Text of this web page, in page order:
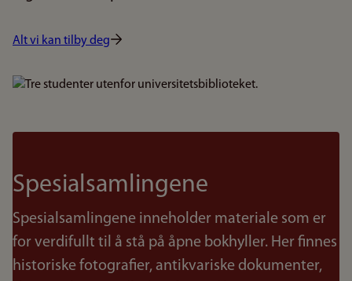
Alt vi kan tilby deg
Bilde
Spesialsamlingene
Spesialsamlingene inneholder materiale som er
for verdifullt til å stå på åpne bokhyller. Her finnes
historiske fotografier, antikvariske dokumenter,